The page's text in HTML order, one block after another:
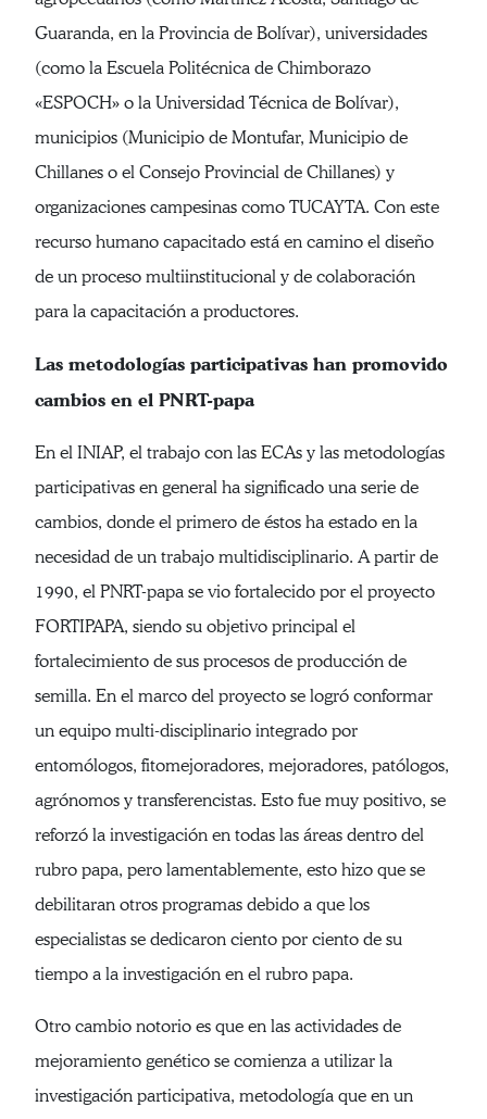
Guaranda, en la Provincia de Bolívar), universidades
(como la Escuela Politécnica de Chimborazo
«ESPOCH» o la Universidad Técnica de Bolívar),
municipios (Municipio de Montufar, Municipio de
Chillanes o el Consejo Provincial de Chillanes) y
organizaciones campesinas como TUCAYTA. Con este
recurso humano capacitado está en camino el diseño
de un proceso multiinstitucional y de colaboración
para la capacitación a productores.
Las metodologías participativas han promovido
cambios en el PNRT-papa
En el INIAP, el trabajo con las ECAs y las metodologías
participativas en general ha significado una serie de
cambios, donde el primero de éstos ha estado en la
necesidad de un trabajo multidisciplinario. A partir de
1990, el PNRT-papa se vio fortalecido por el proyecto
FORTIPAPA, siendo su objetivo principal el
fortalecimiento de sus procesos de producción de
semilla. En el marco del proyecto se logró conformar
un equipo multi-disciplinario integrado por
entomólogos, fitomejoradores, mejoradores, patólogos,
agrónomos y transferencistas. Esto fue muy positivo, se
reforzó la investigación en todas las áreas dentro del
rubro papa, pero lamentablemente, esto hizo que se
debilitaran otros programas debido a que los
especialistas se dedicaron ciento por ciento de su
tiempo a la investigación en el rubro papa.
Otro cambio notorio es que en las actividades de
mejoramiento genético se comienza a utilizar la
investigación participativa, metodología que en un